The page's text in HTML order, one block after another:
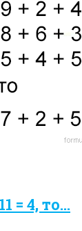
= 4, то...